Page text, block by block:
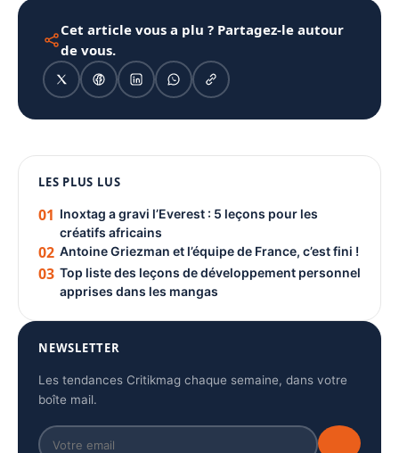
Cet article vous a plu ? Partagez-le autour
de vous.
PUBLICITÉ
LES PLUS LUS
01 Inoxtag a gravi l’Everest : 5 leçons pour les
créatifs africains
02 Antoine Griezman et l’équipe de France, c’est fini !
03 Top liste des leçons de développement personnel
apprises dans les mangas
NEWSLETTER
Les tendances Critikmag chaque semaine, dans votre
boîte mail.